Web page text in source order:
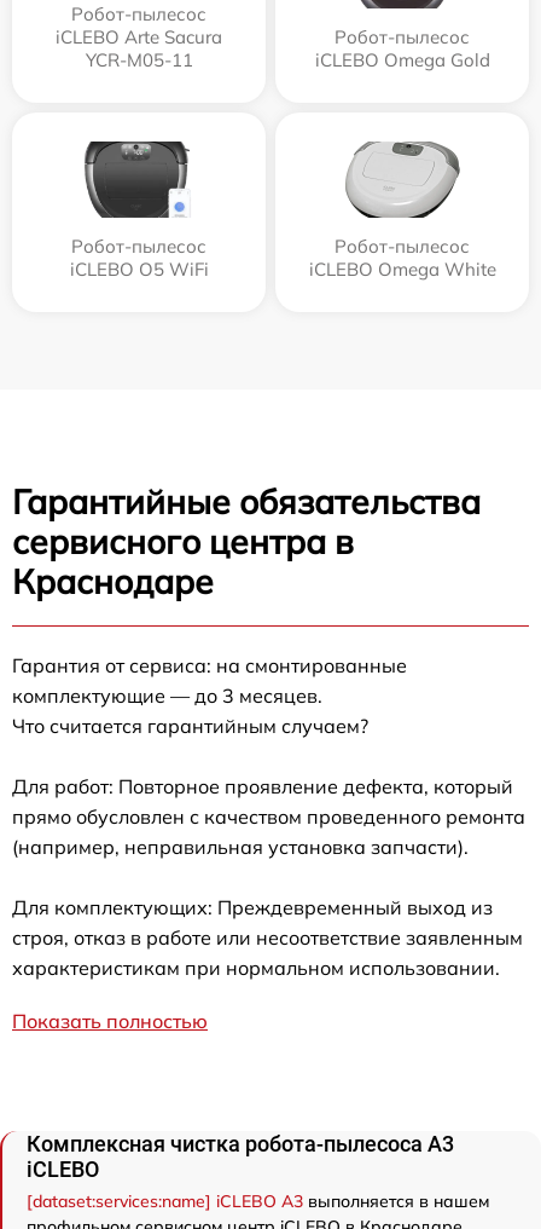
Робот-пылесос
iCLEBO Arte Sacura
YCR-M05-11
Робот-пылесос
iCLEBO Omega Gold
Робот-пылесос
iCLEBO O5 WiFi
Робот-пылесос
iCLEBO Omega White
Гарантийные обязательства
сервисного центра в
Краснодаре
Гарантия от сервиса: на смонтированные
комплектующие — до 3 месяцев.
Что считается гарантийным случаем?
Для работ: Повторное проявление дефекта, который
прямо обусловлен с качеством проведенного ремонта
(например, неправильная установка запчасти).
Для комплектующих: Преждевременный выход из
строя, отказ в работе или несоответствие заявленным
характеристикам при нормальном использовании.
Показать полностью
Комплексная чистка робота-пылесоса A3
iCLEBO
[dataset:services:name] iCLEBO A3 выполняется в нашем